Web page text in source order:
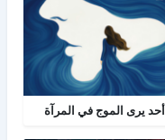
أحد يرى الموج في المرآة